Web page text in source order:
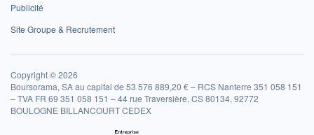
Publicité
Site Groupe & Recrutement
Copyright © 2026
Boursorama, SA au capital de 53 576 889,20 € – RCS Nanterre 351 058 151
– TVA FR 69 351 058 151 – 44 rue Traversière, CS 80134, 92772
BOULOGNE BILLANCOURT CEDEX